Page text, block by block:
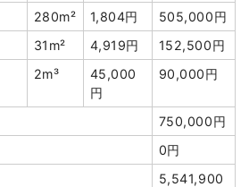
165,000円
1,815,000
円
280m² 1,804円
505,000円
31m² 4,919円
152,500円
2m³
45,000
円
90,000円
750,000円
0円
5,541,900